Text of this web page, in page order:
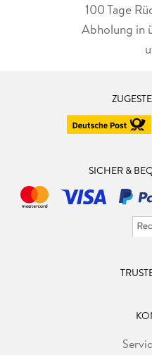
100 Tage
Abholung in
SICHER &